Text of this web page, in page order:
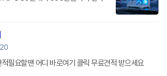
필요할땐 어디 바로여기 클릭 무료견적 받으세요